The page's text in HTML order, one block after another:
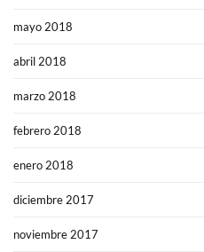
mayo 2018
abril 2018
marzo 2018
febrero 2018
enero 2018
diciembre 2017
noviembre 2017